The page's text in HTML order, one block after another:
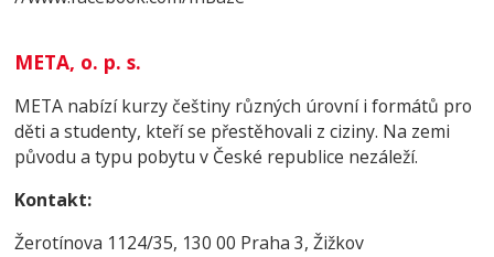
META, o. p. s.
META nabízí kurzy češtiny různých úrovní i formátů pro
děti a studenty, kteří se přestěhovali z ciziny. Na zemi
původu a typu pobytu v České republice nezáleží.
Kontakt:
Žerotínova 1124/35, 130 00 Praha 3, Žižkov